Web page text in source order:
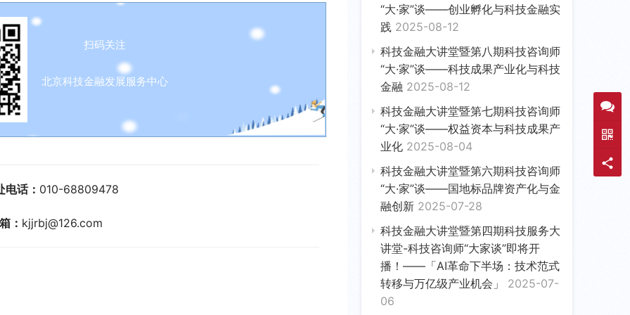
扫码关注
北京科技金融发展服务中心
电话： 010-68809478
： kjjrbj@126.com
“大·家”谈——创业孵化与科技金融实
践 2025-08-12
科技金融大讲堂暨第八期科技咨询师
“大·家”谈——科技成果产业化与科技
金融 2025-08-12
科技金融大讲堂暨第七期科技咨询师
“大·家”谈——权益资本与科技成果产
业化 2025-08-04
科技金融大讲堂暨第六期科技咨询师
“大·家”谈——国地标品牌资产化与金
融创新 2025-07-28
科技金融大讲堂暨第四期科技服务大
讲堂-科技咨询师“大家谈”即将开
播！——「AI革命下半场：技术范式
转移与万亿级产业机会」 2025-07-
06